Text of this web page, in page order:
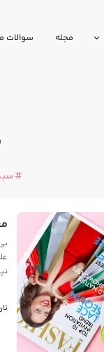
مجله سوالات
معرفی